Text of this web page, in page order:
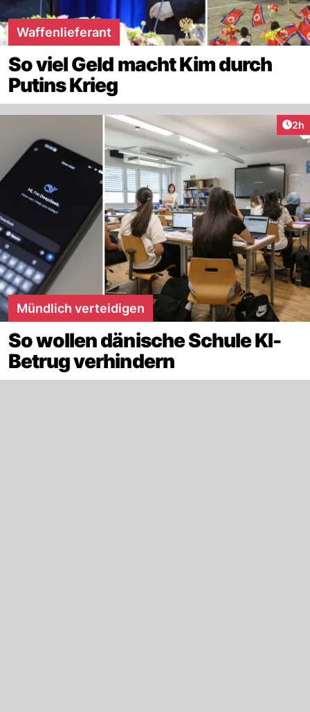
Waffenlieferant
So viel Geld macht Kim durch
Putins Krieg
2h
Mündlich verteidigen
So wollen dänische Schule KI-
Betrug verhindern